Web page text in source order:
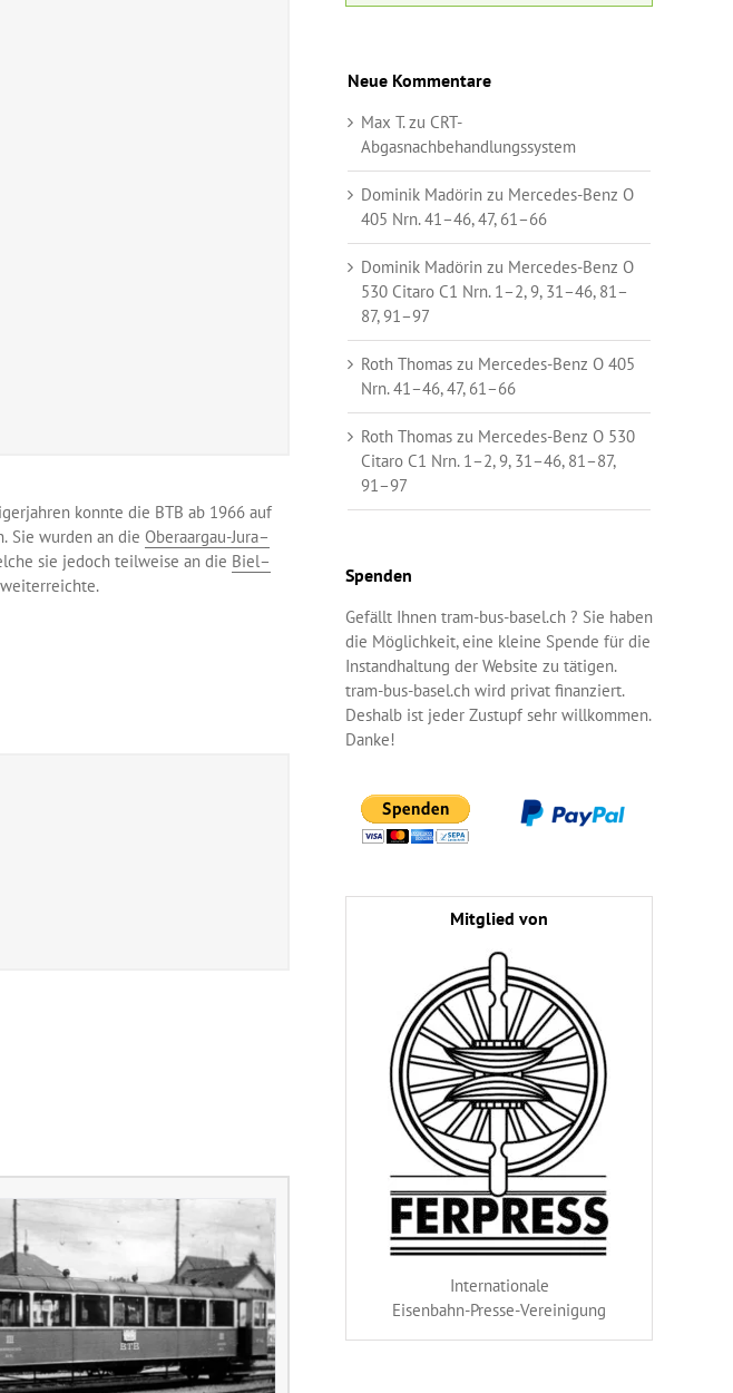
konnte die BTB ab 1966 auf
Sie wurden an die Oberaargau-Jura–
sie jedoch teilweise an die Biel–
weiterreichte.
Neue Kommentare
Max T.zu CRT-
Abgasnachbehandlungssystem
Dominik Madörin zu Mercedes-Benz O
405 Nrn. 41–46, 47, 61–66
Dominik Madörin zu Mercedes-Benz O
530 Citaro C1 Nrn. 1–2, 9, 31–46, 81–
87, 91–97
Roth Thomas zu Mercedes-Benz O 405
Nrn. 41–46, 47, 61–66
Roth Thomas zu Mercedes-Benz O 530
Citaro C1 Nrn. 1–2, 9, 31–46, 81–87,
91–97
Spenden
Gefällt Ihnen tram-bus-basel.ch ? Sie haben
die Möglichkeit, eine kleine Spende für die
Instandhaltung der Website zu tätigen.
tram-bus-basel.ch wird privat finanziert.
Deshalb ist jeder Zustupf sehr willkommen.
Danke!
Mitglied von
Internationale
Eisenbahn-Presse-Vereinigung